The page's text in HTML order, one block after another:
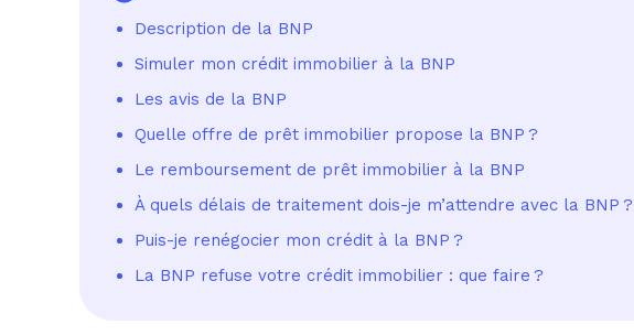
Description de la BNP
Simuler mon crédit immobilier à la BNP
Les avis de la BNP
Quelle offre de prêt immobilier propose la BNP ?
Le remboursement de prêt immobilier à la BNP
À quels délais de traitement dois-je m’attendre avec la BNP ?
Puis-je renégocier mon crédit à la BNP ?
La BNP refuse votre crédit immobilier : que faire ?